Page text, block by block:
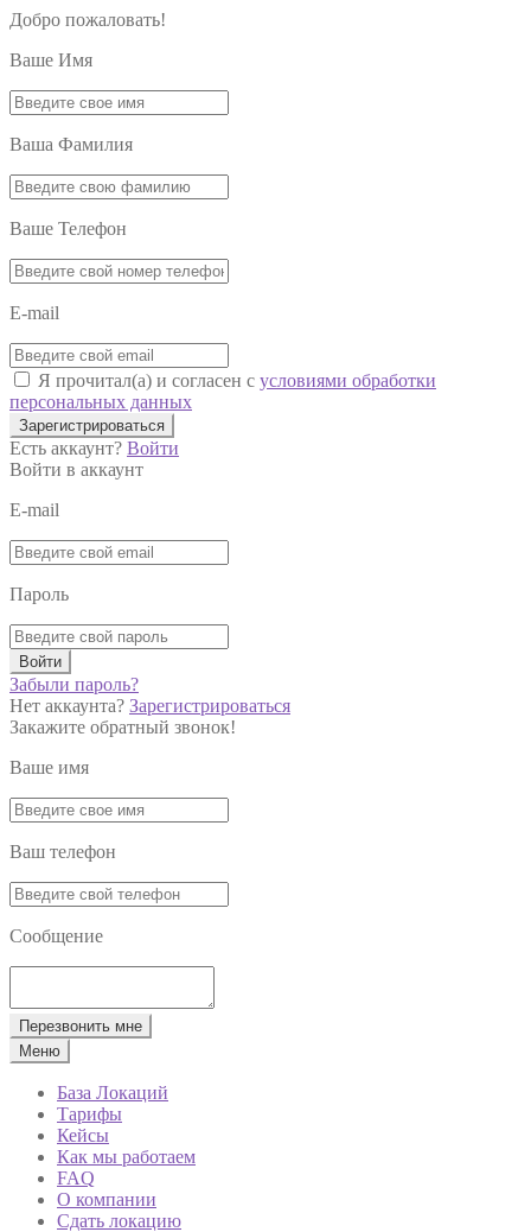
Добро пожаловать!
Ваше Имя
Ваша Фамилия
Ваше Телефон
E-mail
Я прочитал(а) и согласен с условиями обработки
персональных данных
Зарегистрироваться
Есть аккаунт? Войти
Войти в аккаунт
E-mail
Пароль
Войти
Забыли пароль?
Нет аккаунта? Зарегистрироваться
Закажите обратный звонок!
Ваше имя
Ваш телефон
Сообщение
Перезвонить мне
Меню
База Локаций
Тарифы
Кейсы
Как мы работаем
FAQ
О компании
Сдать локацию